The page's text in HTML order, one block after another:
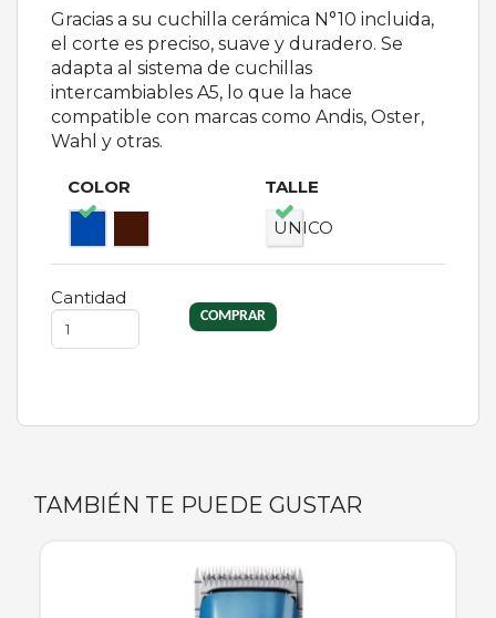
Gracias a su cuchilla cerámica N°10 incluida,
el corte es preciso, suave y duradero. Se
adapta al sistema de cuchillas
intercambiables A5, lo que la hace
compatible con marcas como Andis, Oster,
Wahl y otras.
COLOR
TALLE
UNICO
Cantidad
TAMBIÉN TE PUEDE GUSTAR